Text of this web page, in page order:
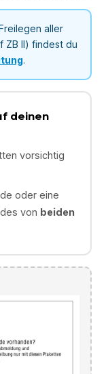
aller
ZB II) findest du
.
deinen
vorsichtig
oder eine
von beiden